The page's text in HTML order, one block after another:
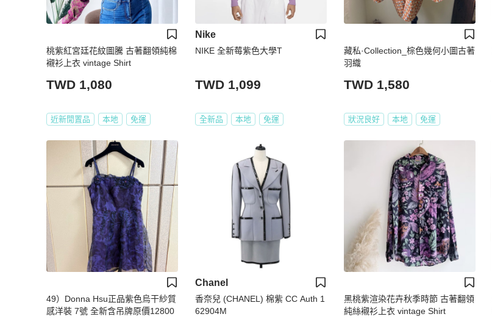
桃紫紅宮廷花紋圖騰 古著翻領純棉
襯衫上衣 vintage Shirt
TWD 1,080
近新閒置品 本地 免運
Nike
NIKE 全新莓紫色大學T
TWD 1,099
全新品 本地 免運
藏私·Collection_棕色幾何小圖古著
羽織
TWD 1,580
狀況良好 本地 免運
49）Donna Hsu正品紫色烏干紗質
感洋裝 7號 全新含吊牌原價12800
Chanel
香奈兒 (CHANEL) 棉紫 CC Auth 1
62904M
黑桃紫渲染花卉秋季時節 古著翻領
純絲襯衫上衣 vintage Shirt